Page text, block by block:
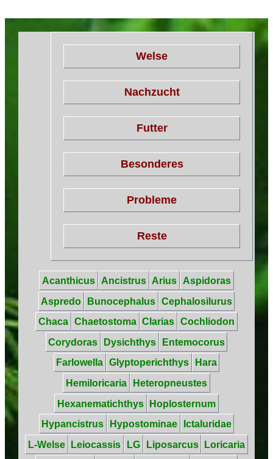
Welse
Nachzucht
Futter
Besonderes
Probleme
Reste
Acanthicus Ancistrus Arius
Aspidoras
Aspredo
Bunocephalus Cephalosilurus
Chaca Chaetostoma Clarias Cochliodon
Corydoras
Dysichthys
Entemocorus
Farlowella Glyptoperichthys
Hara
Hemiloricaria
Heteropneustes
Hexanematichthys
Hoplosternum
Hypancistrus
Hypostominae
Ictaluridae
L-Welse
Leiocassis LG Liposarcus
Loricaria